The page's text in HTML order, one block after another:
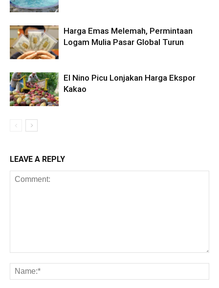
Harga Emas Melemah, Permintaan
Logam Mulia Pasar Global Turun
El Nino Picu Lonjakan Harga Ekspor
Kakao
LEAVE A REPLY